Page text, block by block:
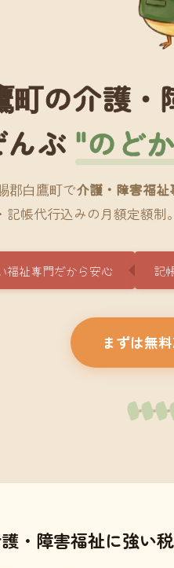
の介護・
ぶ "のど
郡白鷹町で介護・障害福
記帳代行込みの月額定額制
福祉専門だから安心 記
まずは無
・障害福祉に強い